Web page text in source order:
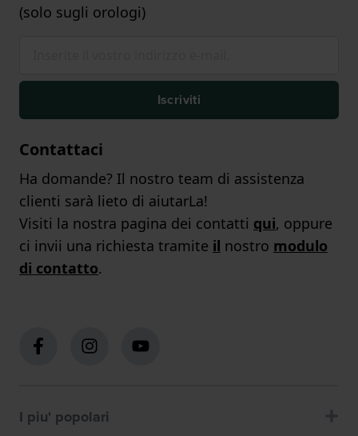
(solo sugli orologi)
Iscriviti
Contattaci
Ha domande? Il nostro team di assistenza
clienti sarà lieto di aiutarLa!
Visiti la nostra pagina dei contatti qui, oppure
ci invii una richiesta tramite il nostro modulo
di contatto.
I piu' popolari